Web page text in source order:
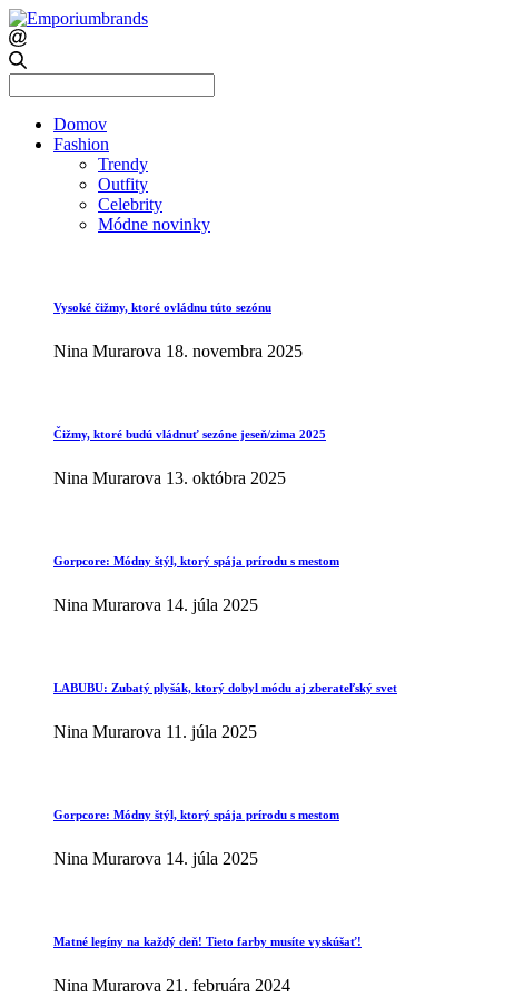
for:
Domov
Fashion
Trendy
Outfity
Celebrity
Módne novinky
Vysoké čižmy, ktoré ovládnu túto sezónu
Nina Murarova 18. novembra 2025
Čižmy, ktoré budú vládnuť sezóne jeseň/zima 2025
Nina Murarova 13. októbra 2025
Gorpcore: Módny štýl, ktorý spája prírodu s mestom
Nina Murarova 14. júla 2025
LABUBU: Zubatý plyšák, ktorý dobyl módu aj zberateľský svet
Nina Murarova 11. júla 2025
Gorpcore: Módny štýl, ktorý spája prírodu s mestom
Nina Murarova 14. júla 2025
Matné legíny na každý deň! Tieto farby musíte vyskúšať!
Nina Murarova 21. februára 2024